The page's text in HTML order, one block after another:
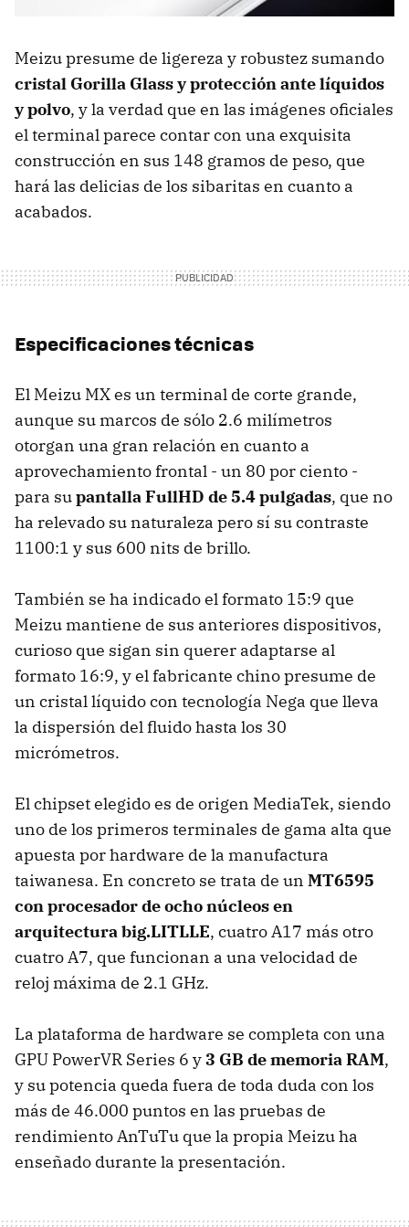
Meizu presume de ligereza y robustez sumando
cristal Gorilla Glass y protección ante líquidos
y polvo, y la verdad que en las imágenes oficiales
el terminal parece contar con una exquisita
construcción en sus 148 gramos de peso, que
hará las delicias de los sibaritas en cuanto a
acabados.
Especificaciones técnicas
El Meizu MX es un terminal de corte grande,
aunque su marcos de sólo 2.6 milímetros
otorgan una gran relación en cuanto a
aprovechamiento frontal - un 80 por ciento -
para supantalla FullHD de 5.4 pulgadas, que no
ha relevado su naturaleza pero sí su contraste
1100:1 y sus 600 nits de brillo.
También se ha indicado el formato 15:9 que
Meizu mantiene de sus anteriores dispositivos,
curioso que sigan sin querer adaptarse al
formato 16:9, y el fabricante chino presume de
un cristal líquido con tecnología Nega que lleva
la dispersión del fluido hasta los 30
micrómetros.
El chipset elegido es de origen MediaTek, siendo
uno de los primeros terminales de gama alta que
apuesta por hardware de la manufactura
taiwanesa. En concreto se trata de un MT6595
con procesador de ocho núcleos en
arquitectura big.LITLLE, cuatro A17 más otro
cuatro A7, que funcionan a una velocidad de
reloj máxima de 2.1 GHz.
La plataforma de hardware se completa con una
GPU PowerVR Series 6 y3 GB de memoria RAM,
y su potencia queda fuera de toda duda con los
más de 46.000 puntos en las pruebas de
rendimiento AnTuTu que la propia Meizu ha
enseñado durante la presentación.